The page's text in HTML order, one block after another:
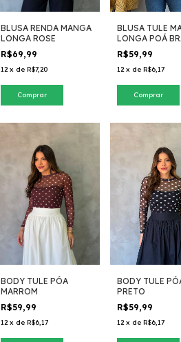
BLUSA RENDA MANGA
LONGA ROSE
R$69,99
12 x de R$7,20
Comprar
BLUSA TULE
LONGA POÁ
R$59,99
12 x de R$6,17
Comprar
BODY TULE PÓA
MARROM
R$59,99
12 x de R$6,17
BODY TULE
PRETO
R$59,99
12 x de R$6,17